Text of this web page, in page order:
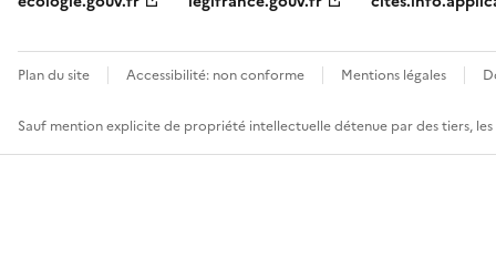
Plan du site Accessibilité: non conforme Mentions légales
Sauf mention explicite de propriété intellectuelle détenue par des tiers,